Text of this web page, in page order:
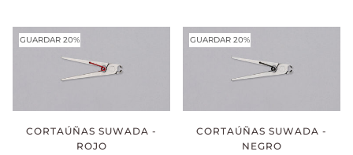
GUARDAR 20%
CORTAÚÑAS SUWADA -
ROJO
GUARDAR 20%
CORTAÚÑAS SUWADA -
NEGRO